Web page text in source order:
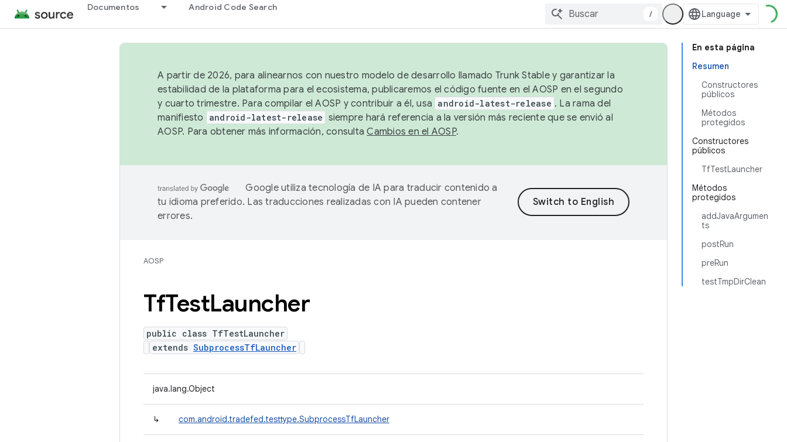
Documentos Android Code Search
/
En esta página
Resumen
Constructores
públicos
Métodos
protegidos
Constructores
públicos
TfTestLauncher
Métodos
protegidos
addJavaArgumen
ts
postRun
preRun
testTmpDirClean
A partir de 2026, para alinearnos con nuestro modelo de desarrollo llamado Trunk Stable y garantizar la
estabilidad de la plataforma para el ecosistema, publicaremos el código fuente en el AOSP en el segundo
y cuarto trimestre. Para compilar el AOSP y contribuir a él, usa android-latest-release . La rama del
manifiesto
android-latest-release siempre hará referencia a la versión más reciente que se envió al
AOSP. Para obtener más información, consultaCambios en el AOSP.
Google utiliza tecnología de IA para traducir contenido a
tu idioma preferido. Las traducciones realizadas con IA pueden contener
errores.
AOSP
TfTestLauncher
public class TfTestLauncher
extends SubprocessTfLauncher
java.lang.Object
↳ com.android.tradefed.testtype.SubprocessTfLauncher